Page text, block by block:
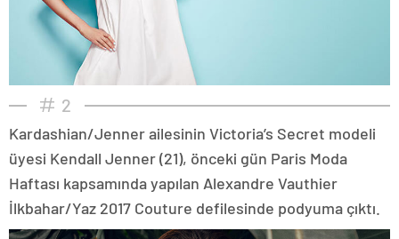
2
Kardashian/Jenner ailesinin Victoria’s Secret modeli
üyesi Kendall Jenner (21), önceki gün Paris Moda
Haftası kapsamında yapılan Alexandre Vauthier
İlkbahar/Yaz 2017 Couture defilesinde podyuma çıktı.